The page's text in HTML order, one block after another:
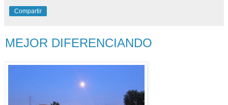
Compartir
MEJOR DIFERENCIANDO